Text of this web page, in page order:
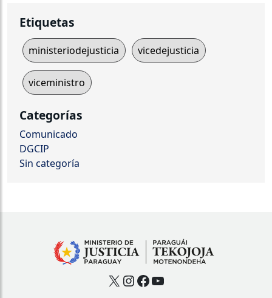
Etiquetas
ministeriodejusticia vicedejusticia
viceministro
Categorías
Comunicado
DGCIP
Sin categoría
X Instagram
Facebook
YouTube